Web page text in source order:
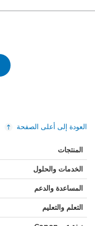
العودة إلى أعلى الصفحة
المنتجات
الخدمات والحلول
المساعدة والدعم
التعلم والتعليم